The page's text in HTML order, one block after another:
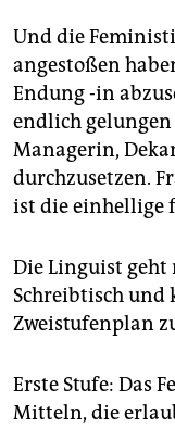
Und die
angestoßen
Endung -in
endlich gelungen
Managerin,
durchzusetzen.
ist die einhellige
Die Linguist geht
Schreibtisch
Zweistufenplan
Erste Stufe: Das
Mitteln, die